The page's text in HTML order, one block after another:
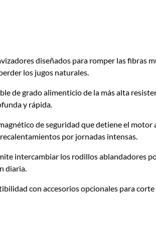
diseñados para romper las fibras
los jugos naturales.
de grado alimenticio de la más alta
y rápida.
de seguridad que detiene el
por jornadas intensas.
intercambiar los rodillos ablandadores
diaria.
con accesorios opcionales para